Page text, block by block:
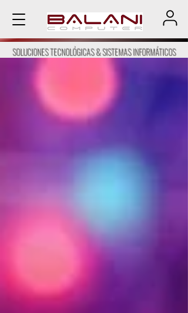
SOLUCIONES TECNOLÓGICAS & SISTEMAS INFORMÁTICOS